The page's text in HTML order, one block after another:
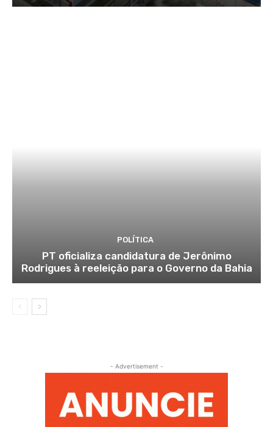
POLÍTICA
PT oficializa candidatura de Jerônimo
Rodrigues à reeleição para o Governo da Bahia
- Advertisement -